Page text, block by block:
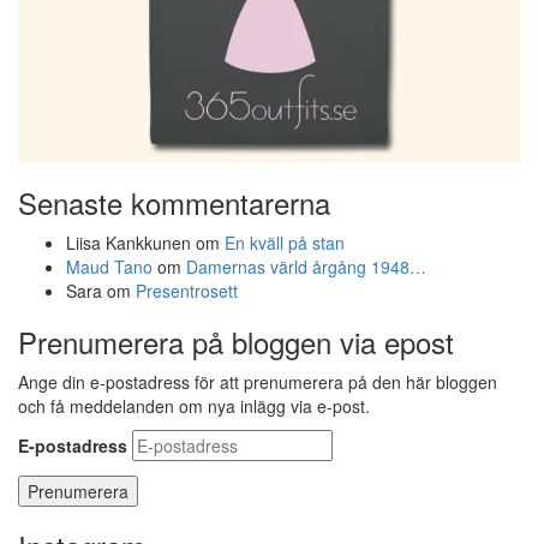
Senaste kommentarerna
Liisa Kankkunen om En kväll på stan
Maud Tano om Damernas värld årgång 1948…
Sara om Presentrosett
Prenumerera på bloggen via epost
Ange din e-postadress för att prenumerera på den här bloggen
och få meddelanden om nya inlägg via e-post.
E-postadress